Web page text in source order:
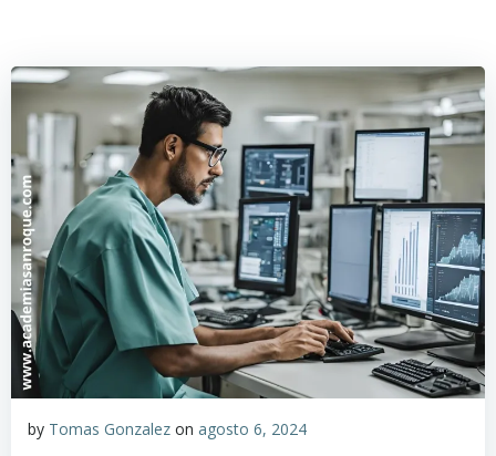
by Tomas Gonzalez on agosto 6, 2024